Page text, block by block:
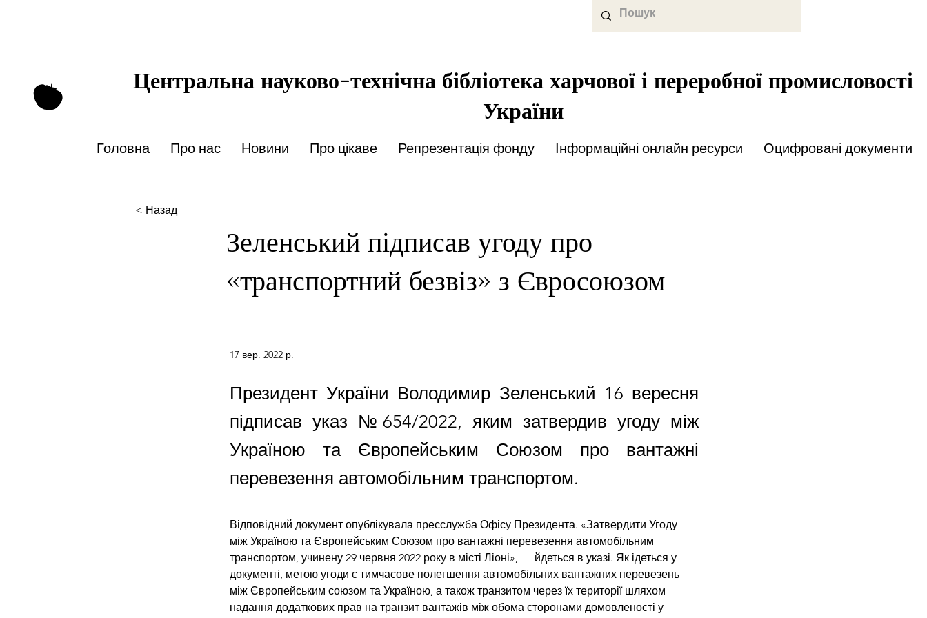
Центральна науково-технічна бібліотека харчової і переробної промисловості
України
Головна Про нас Новини Про цікаве Репрезентація фонду Інформаційні онлайн ресурси Оцифровані документи
< Назад
Зеленський підписав угоду про
«транспортний безвіз» з Євросоюзом
17 вер. 2022 р.
Президент України Володимир Зеленський 16 вересня
підписав указ №654/2022, яким затвердив угоду між
Україною та Європейським Союзом про вантажні
перевезення автомобільним транспортом.
Відповідний документ опублікувала пресслужба Офісу Президента. «Затвердити Угоду
між Україною та Європейським Союзом про вантажні перевезення автомобільним
транспортом, учинену 29 червня 2022 року в місті Ліоні», — йдеться в указі. Як ідеться у
документі, метою угоди є тимчасове полегшення автомобільних вантажних перевезень
між Європейським союзом та Україною, а також транзитом через їх території шляхом
надання додаткових прав на транзит вантажів між обома сторонами домовленості у